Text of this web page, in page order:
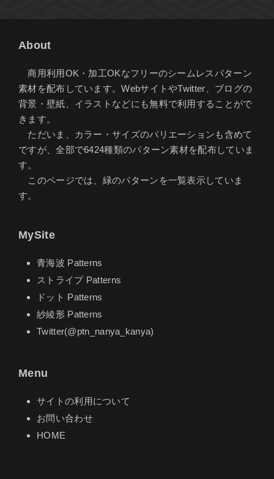
About
商用利用OK・加工OKなフリーのシームレスパターン
素材を配布しています。WebサイトやTwitter、ブログの
背景・壁紙、イラストなどにも無料で利用することがで
きます。
ただいま、カラー・サイズのバリエーションも含めて
ですが、全部で6424種類のパターン素材を配布していま
す。
このページでは、緑のパターンを一覧表示していま
す。
MySite
青海波 Patterns
ストライプ Patterns
ドット Patterns
紗綾形 Patterns
Twitter(@ptn_nanya_kanya)
Menu
サイトの利用について
お問い合わせ
HOME